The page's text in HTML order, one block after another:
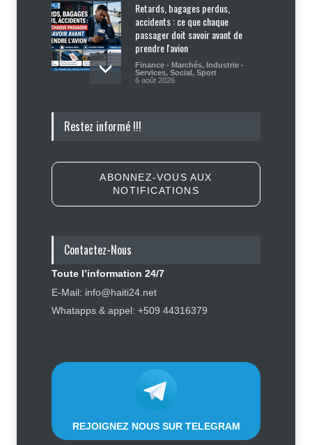
Retards, bagages perdus,
accidents : ce que chaque
passager doit savoir avant de
prendre l'avion
Finance - Marchés, Industrie -
Services, Social , Sport
6 août 2026
accélérer la campagne de
Appuyé par les États-Unis, le
Symbole d’échec politique, Youri
Latortue aujourd’hui en quête de
Restez informé !!!
ABONNEZ-VOUS AUX
NOTIFICATIONS
Contactez-Nous
Toute l’information 24/7
E-Mail: info@haiti24.net
Whatapps & appel: +509 44316379
REJOIGNEZ NOUS SUR TELEGRAM